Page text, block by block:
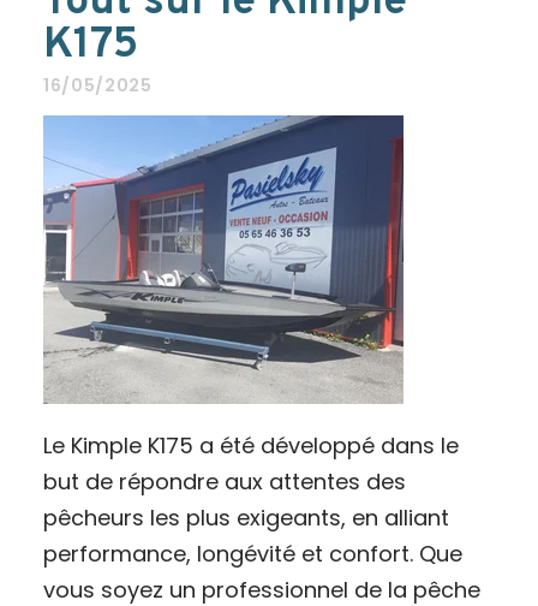
K175
16/05/2025
Le Kimple K175 a été développé dans le
but de répondre aux attentes des
pêcheurs les plus exigeants, en alliant
performance, longévité et confort. Que
vous soyez un professionnel de la pêche